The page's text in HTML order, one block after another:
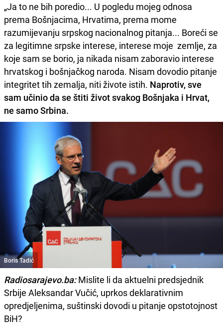
„Ja to ne bih poredio... U pogledu mojeg odnosa
prema Bošnjacima, Hrvatima, prema mome
razumijevanju srpskog nacionalnog pitanja... Boreći se
za legitimne srpske interese, interese moje zemlje, za
koje sam se borio, ja nikada nisam zaboravio interese
hrvatskog i bošnjačkog naroda. Nisam dovodio pitanje
integritet tih zemalja, niti živote istih. Naprotiv, sve
sam učinio da se štiti život svakog Bošnjaka i Hrvat,
ne samo Srbina.
Boris Tadić
Radiosarajevo.ba:Mislite li da aktuelni predsjednik
Srbije Aleksandar Vučić, uprkos deklarativnim
opredjeljenima, suštinski dovodi u pitanje opstotojnost
BiH?